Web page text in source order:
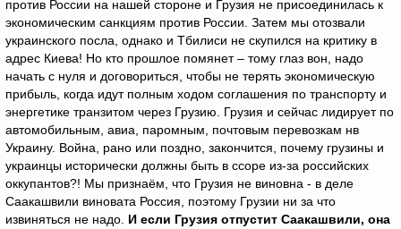
против России на нашей стороне и Грузия не присоединилась к
экономическим санкциям против России. Затем мы отозвали
украинского посла, однако и Тбилиси не скупился на критику в
адрес Киева! Но кто прошлое помянет – тому глаз вон, надо
начать с нуля и договориться, чтобы не терять экономическую
прибыль, когда идут полным ходом соглашения по транспорту и
энергетике транзитом через Грузию. Грузия и сейчас лидирует по
автомобильным, авиа, паромным, почтовым перевозкам нв
Украину. Война, рано или поздно, закончится, почему грузины и
украинцы исторически должны быть в ссоре из-за российских
оккупантов?! Мы признаём, что Грузия не виновна - в деле
Саакашвили виновата Россия, поэтому Грузии ни за что
извиняться не надо. И если Грузия отпустит Саакашвили, она